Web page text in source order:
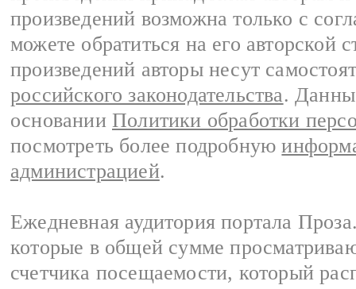
произведений возможна только с
можете обратиться на его авторской
произведений авторы несут
российского законодательства.
основании Политики обработки
посмотреть более подробную
администрацией.
Ежедневная аудитория портала
которые в общей сумме
счетчика посещаемости, который